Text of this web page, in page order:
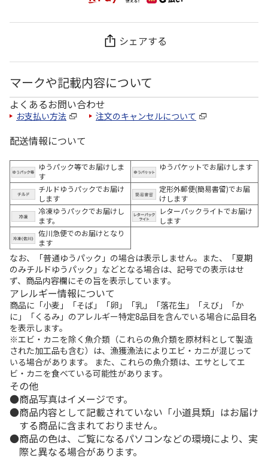
シェアする
マークや記載内容について
よくあるお問い合わせ
お支払い方法 注文のキャンセルについて
配送情報について
ゆうパック等でお届けしま
す
ゆうパケットでお届けします
チルドゆうパックでお届け
します
定形外郵便(簡易書留)でお届
けします
冷凍ゆうパックでお届けし
ます。
レターパックライトでお届け
します
佐川急便でのお届けとなり
ます
なお、「普通ゆうパック」の場合は表示しません。また、「夏期
のみチルドゆうパック」などとなる場合は、記号での表示はせ
ず、商品内容欄にその旨を表示しています。
アレルギー情報について
商品に「小麦」「そば」「卵」「乳」「落花生」「えび」「か
に」「くるみ」のアレルギー特定8品目を含んでいる場合に品目名
を表示します。
※エビ・カニを除く魚介類（これらの魚介類を原材料として製造
された加工品も含む）は、漁獲漁法によりエビ・カニが混じって
いる場合があります。 また、これらの魚介類は、エサとしてエ
ビ・カニを食べている可能性があります。
その他
商品写真はイメージです。
商品内容として記載されていない「小道具類」はお届け
する商品に含まれておりません。
商品の色は、ご覧になるパソコンなどの環境により、実
際と異なる場合があります。